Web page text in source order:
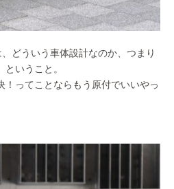
どういう車体設計なのか、つまり
いうこと。
！ってことならもう原付でいいやっ